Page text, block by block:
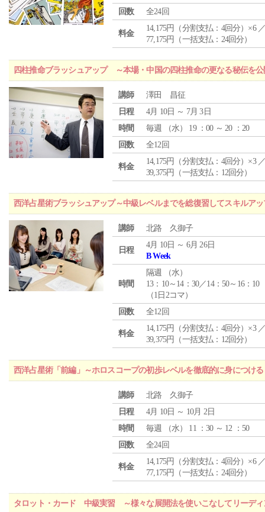
回数
全24回
料金
14,175円（分割支払：4回分）×6
77,175円（一括支払：24回分）
四柱推命ブラッシュアップ ～本場・中国の四柱推命の更なる秘伝を
講師
澤田 昌征
日程
4月 10日 ～ 7月 3日
時間
毎週 （水） 19 ：00 ～ 20 ：20
回数
全12回
料金
14,175円（分割支払：4回分）×3
39,375円（一括支払：12回分）
西洋占星術ブラッシュアップ～中級レベルまでを総復習してスキルア
講師 北路 久御子
日程
4月 10日 ～ 6月 26日
B Week
時間
隔週 （水）
13：10～14：30／14：50～16：10
（1日2コマ）
回数
全12回
料金
14,175円（分割支払：4回分）×3
39,375円（一括支払：12回分）
西洋占星術「前編」～ホロスコープの初歩レベルを徹底的に身につける
講師
北路 久御子
日程
4月 10日 ～ 10月 2日
時間
毎週 （水） 11 ：30 ～ 12 ：50
回数
全24回
料金
14,175円（分割支払：4回分）×6
77,175円（一括支払：24回分）
タロット・カード 中級実習 ～様々な展開法を使いこなしてリーディ